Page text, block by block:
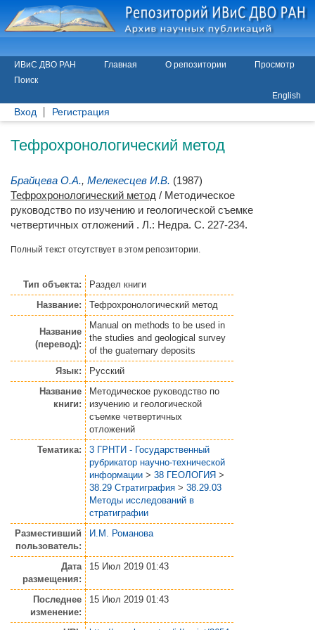
ИВиС ДВО РАН Главная О репозитории
Просмотр
Поиск
English
Вход Регистрация
Тефрохронологический метод
Брайцева О.А., Мелекесцев И.В. (1987)
Тефрохронологический метод / Методическое
руководство по изучению и геологической съемке
четвертичных отложений . Л.: Недра. С. 227-234.
Полный текст отсутствует в этом репозитории.
Тип объекта:
Раздел книги
Название:
Тефрохронологический метод
Название
(перевод):
Manual on methods to be used in
the studies and geological survey
of the guaternary deposits
Язык:
Русский
Название
книги:
Методическое руководство по
изучению и геологической
съемке четвертичных
отложений
Тематика:
3 ГРНТИ - Государственный
рубрикатор научно-технической
информации > 38 ГЕОЛОГИЯ >
38.29 Стратиграфия > 38.29.03
Методы исследований в
стратиграфии
Разместивший
пользователь:
И.М. Романова
Дата
размещения:
15 Июл 2019 01:43
Последнее
изменение:
15 Июл 2019 01:43